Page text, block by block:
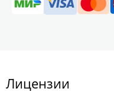
Лицензии